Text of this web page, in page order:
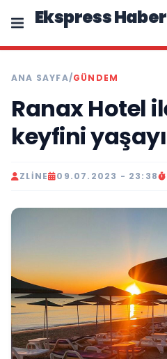
Ekspress Haber
ANA SAYFA/GÜNDEM
Ranax Hotel
keyfini
ZLINE 09.07.2023 - 23:38